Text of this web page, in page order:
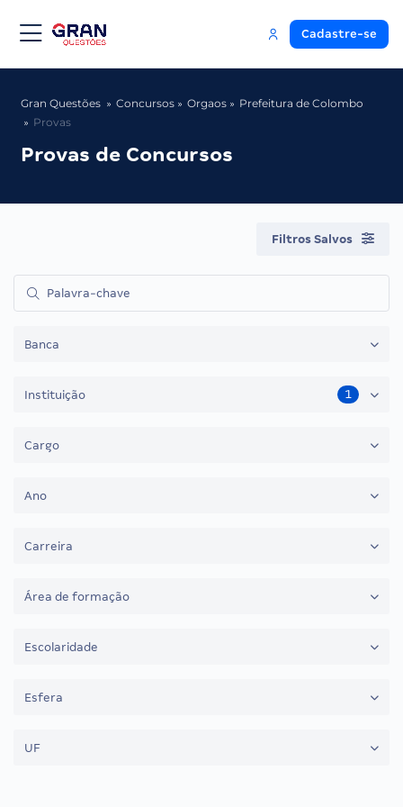
Cadastre-se
Gran Questões Concursos Orgaos
Prefeitura de Colombo
Provas
Provas de Concursos
Filtros Salvos
Banca
Instituição 1
Cargo
Ano
Carreira
Área de formação
Escolaridade
Esfera
UF